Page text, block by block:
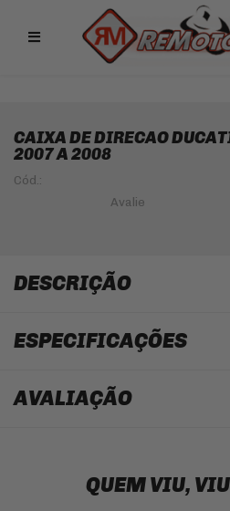
Remotox
10% OFF NO PIX
CAIXA DE DIRECAO
2007 A 2008
Cód.:
DESCRIÇÃO
ESPECIFICAÇÕES
AVALIAÇÃO
QUEM VIU,